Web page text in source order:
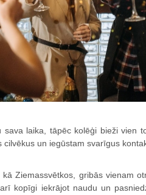
sava laika, tāpēc kolēģi bieži vien
un iegūstam svarīgus
Ziemassvētkos, gribās vienam
kopīgi iekrājot naudu un